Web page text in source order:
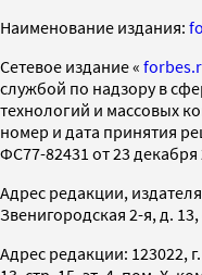
Наименование издания:
Cетевое издание «
службой по надзору в
технологий и массовых
номер и дата принятия
ФС77-82431 от 23 декабря
Адрес редакции,
Звенигородская 2-я, д. 13,
Адрес редакции: 123022,